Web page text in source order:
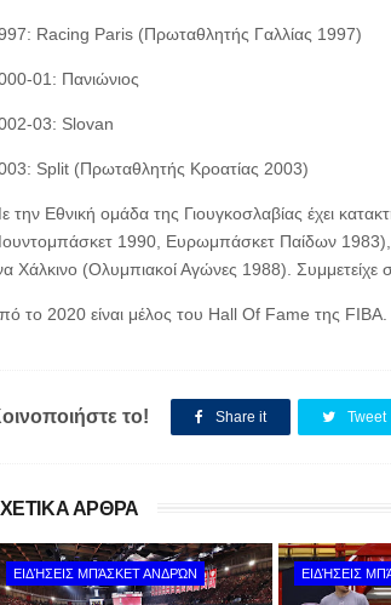
Racing Paris (Πρωταθλητής Γαλλίας 1997)
01: Πανιώνιος
03: Slovan
Split (Πρωταθλητής Κροατίας 2003)
την Εθνική ομάδα της Γιουγκοσλαβίας έχει
1990, Ευρωμπάσκετ Παίδων
Χάλκινο (Ολυμπιακοί Αγώνες 1988).
το 2020 είναι μέλος του Hall Of Fame της FIBA.
το! Share it Tweet
ΑΡΘΡΑ
ΕΙΔΉΣΕΙΣ ΜΠΆΣΚΕΤ ΑΝΔΡΏΝ ΕΙΔΉΣΕΙΣ